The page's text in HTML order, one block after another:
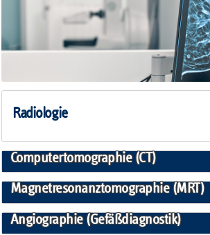
FORSCHUNG UND STUDIEN
Radiologie
Computertomographie (CT)
Magnetresonanztomographie (MRT)
Angiographie (Gefäßdiagnostik)